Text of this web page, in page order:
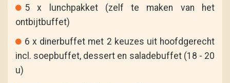
5 x lunchpakket (zelf te maken van het
ontbijtbuffet)
6 x dinerbuffet met 2 keuzes uit hoofdgerecht
incl. soepbuffet, dessert en saladebuffet (18 - 20
u)